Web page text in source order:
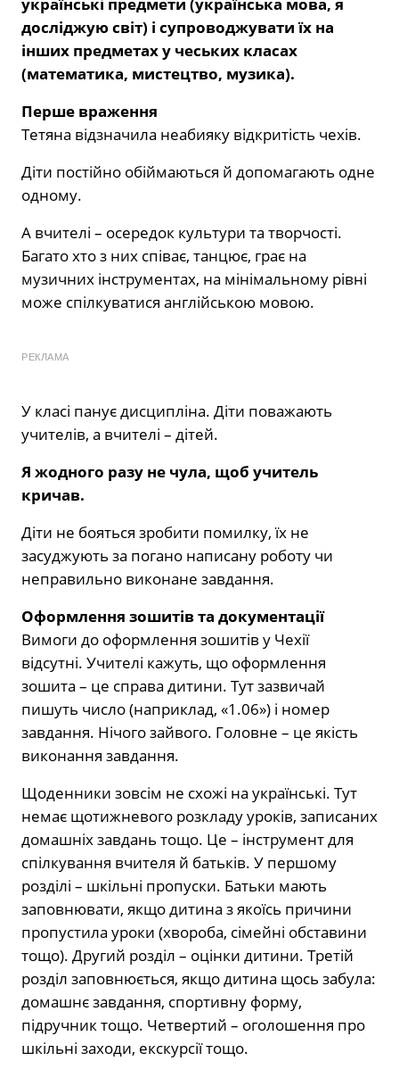
досліджую світ) і супроводжувати їх на
інших предметах у чеських класах
(математика, мистецтво, музика).
Перше враження
Тетяна відзначила неабияку відкритість чехів.
Діти постійно обіймаються й допомагають одне
одному.
А вчителі – осередок культури та творчості.
Багато хто з них співає, танцює, грає на
музичних інструментах, на мінімальному рівні
може спілкуватися англійською мовою.
РЕКЛАМА
У класі панує дисципліна. Діти поважають
учителів, а вчителі – дітей.
Я жодного разу не чула, щоб учитель
кричав.
Діти не бояться зробити помилку, їх не
засуджують за погано написану роботу чи
неправильно виконане завдання.
Оформлення зошитів та документації
Вимоги до оформлення зошитів у Чехії
відсутні. Учителі кажуть, що оформлення
зошита – це справа дитини. Тут зазвичай
пишуть число (наприклад, «1.06») і номер
завдання. Нічого зайвого. Головне – це якість
виконання завдання.
Щоденники зовсім не схожі на українські. Тут
немає щотижневого розкладу уроків, записаних
домашніх завдань тощо. Це – інструмент для
спілкування вчителя й батьків. У першому
розділі – шкільні пропуски. Батьки мають
заповнювати, якщо дитина з якоїсь причини
пропустила уроки (хвороба, сімейні обставини
тощо). Другий розділ – оцінки дитини. Третій
розділ заповнюється, якщо дитина щось забула:
домашнє завдання, спортивну форму,
підручник тощо. Четвертий – оголошення про
шкільні заходи, екскурсії тощо.